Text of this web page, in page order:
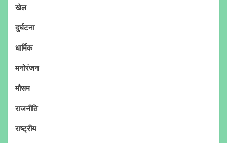
खेल
दुर्घटना
धार्मिक
मनोरंजन
मौसम
राजनीति
राष्ट्रीय